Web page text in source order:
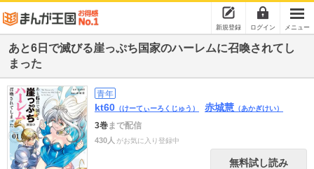
新規登録 ログイン メニュー
あと6日で滅びる崖っぷち国家のハーレムに召喚されてし
まった
青年
kt60 （けーてぃーろくじゅう） 赤城慧 （あかぎけい）
3巻まで配信
430人 がお気に入り登録中
無料試し読み